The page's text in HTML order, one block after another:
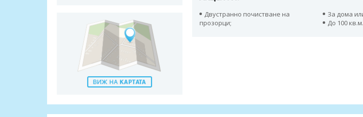
Двустранно почистване на
прозорци;
За дома
До 100 кв.м.